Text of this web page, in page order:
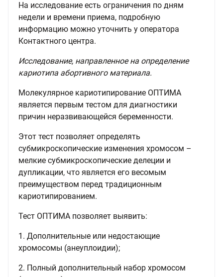
На исследование есть ограничения по дням
недели и времени приема, подробную
информацию можно уточнить у оператора
Контактного центра.
Исследование, направленное на определение
кариотипа абортивного материала.
Молекулярное кариотипирование ОПТИМА
является первым тестом для диагностики
причин неразвивающейся беременности.
Этот тест позволяет определять
субмикроскопические изменения хромосом –
мелкие субмикроскопические делеции и
дупликации, что является его весомым
преимуществом перед традиционным
кариотипированием.
Тест ОПТИМА позволяет выявить:
1. Дополнительные или недостающие
хромосомы (анеуплоидии);
2. Полный дополнительный набор хромосом